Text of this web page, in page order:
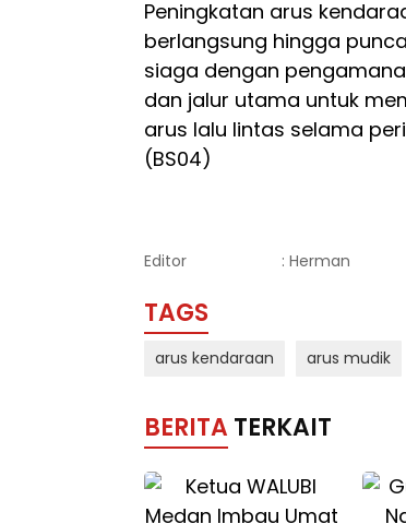
Peningkatan arus
berlangsung hingga
siaga dengan
dan jalur utama untuk
arus lalu lintas selama
(BS04)
Editor : Herman
TAGS
arus kendaraan arus mudik
BERITA TERKAIT